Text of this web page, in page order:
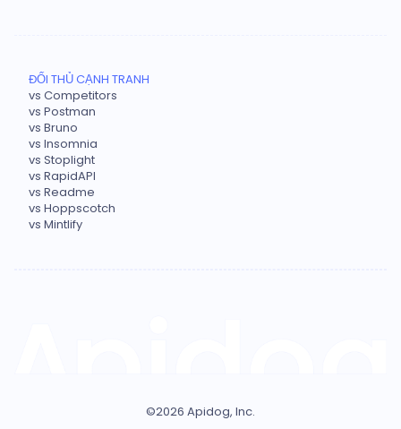
ĐỐI THỦ CẠNH TRANH
vs Competitors
vs Postman
vs Bruno
vs Insomnia
vs Stoplight
vs RapidAPI
vs Readme
vs Hoppscotch
vs Mintlify
©2026 Apidog, Inc.